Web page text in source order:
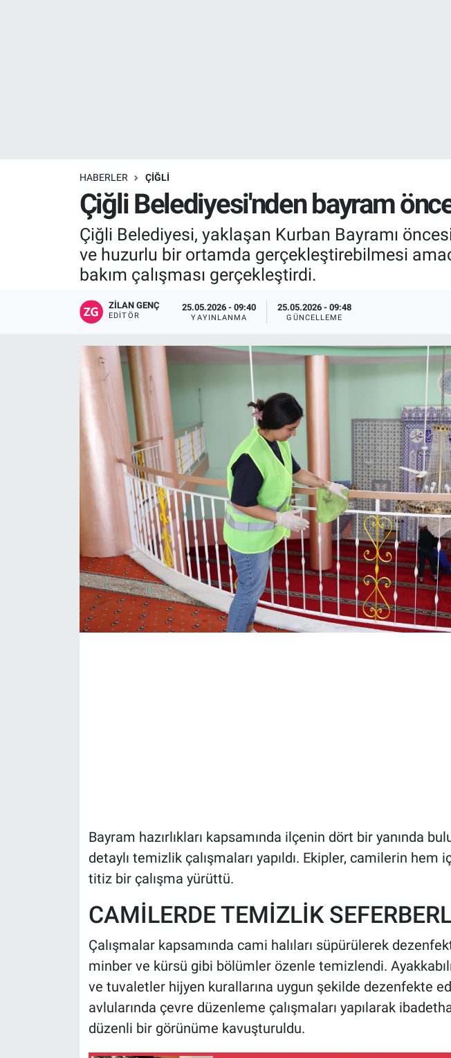
HABERLER ÇIĞLI
Çiğli Belediyesi'nden bayram
Çiğli Belediyesi, yaklaşan Kurban Bayramı
ve huzurlu bir ortamda gerçekleştirebilmesi
bakım çalışması gerçekleştirdi.
ZILAN GENÇ
EDITÖR
25.05.2026 - 09:40
YAYINLANMA
25.05.2026 - 09:48
GÜNCELLEME
Bayram hazırlıkları kapsamında ilçenin dört bir yanında
detaylı temizlik çalışmaları yapıldı. Ekipler, camilerin hem
titiz bir çalışma yürüttü.
CAMİLERDE TEMİZLİK
Çalışmalar kapsamında cami halıları süpürülerek
minber ve kürsü gibi bölümler özenle temizlendi.
ve tuvaletler hijyen kurallarına uygun şekilde dezenfekte
avlularında çevre düzenleme çalışmaları yapılarak
düzenli bir görünüme kavuşturuldu.